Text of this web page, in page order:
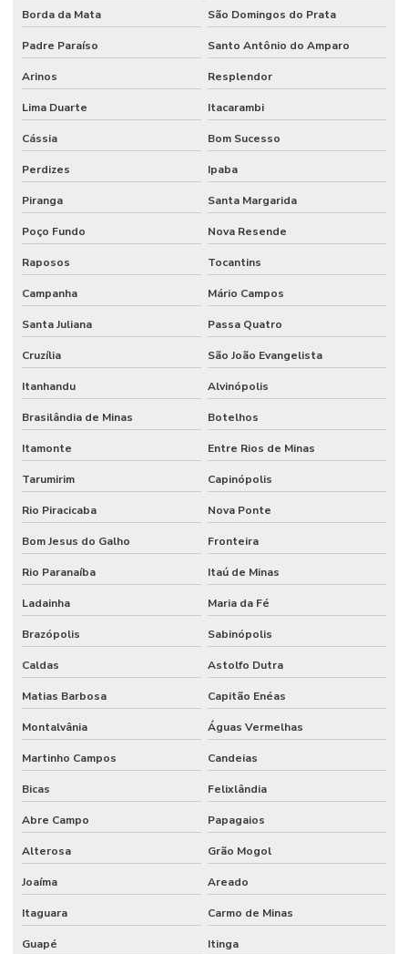
Borda da Mata São Domingos do Prata
Padre Paraíso Santo Antônio do Amparo
Arinos Resplendor
Lima Duarte Itacarambi
Cássia Bom Sucesso
Perdizes Ipaba
Piranga Santa Margarida
Poço Fundo Nova Resende
Raposos Tocantins
Campanha Mário Campos
Santa Juliana Passa Quatro
Cruzília São João Evangelista
Itanhandu Alvinópolis
Brasilândia de Minas Botelhos
Itamonte Entre Rios de Minas
Tarumirim Capinópolis
Rio Piracicaba Nova Ponte
Bom Jesus do Galho Fronteira
Rio Paranaíba Itaú de Minas
Ladainha Maria da Fé
Brazópolis Sabinópolis
Caldas Astolfo Dutra
Matias Barbosa Capitão Enéas
Montalvânia Águas Vermelhas
Martinho Campos Candeias
Bicas Felixlândia
Abre Campo Papagaios
Alterosa Grão Mogol
Joaíma Areado
Itaguara Carmo de Minas
Guapé Itinga